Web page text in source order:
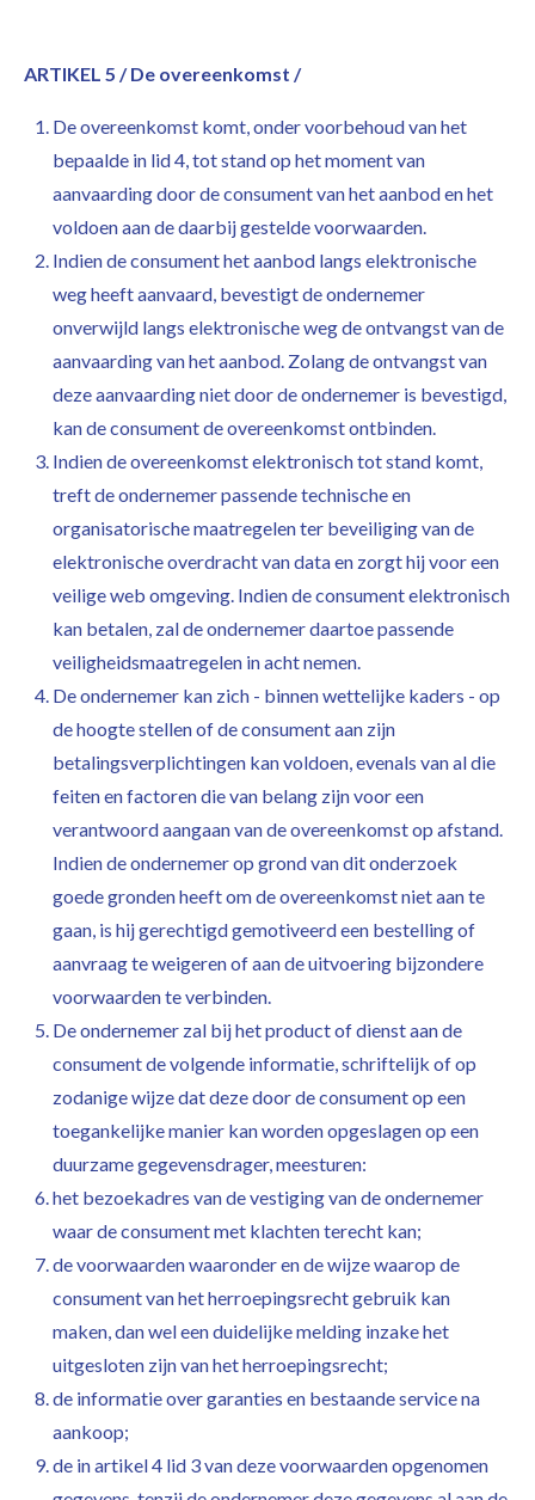
ARTIKEL 5 / De overeenkomst /
De overeenkomst komt, onder voorbehoud van het
bepaalde in lid 4, tot stand op het moment van
aanvaarding door de consument van het aanbod en het
voldoen aan de daarbij gestelde voorwaarden.
Indien de consument het aanbod langs elektronische
weg heeft aanvaard, bevestigt de ondernemer
onverwijld langs elektronische weg de ontvangst van de
aanvaarding van het aanbod. Zolang de ontvangst van
deze aanvaarding niet door de ondernemer is bevestigd,
kan de consument de overeenkomst ontbinden.
Indien de overeenkomst elektronisch tot stand komt,
treft de ondernemer passende technische en
organisatorische maatregelen ter beveiliging van de
elektronische overdracht van data en zorgt hij voor een
veilige web omgeving. Indien de consument elektronisch
kan betalen, zal de ondernemer daartoe passende
veiligheidsmaatregelen in acht nemen.
De ondernemer kan zich - binnen wettelijke kaders - op
de hoogte stellen of de consument aan zijn
betalingsverplichtingen kan voldoen, evenals van al die
feiten en factoren die van belang zijn voor een
verantwoord aangaan van de overeenkomst op afstand.
Indien de ondernemer op grond van dit onderzoek
goede gronden heeft om de overeenkomst niet aan te
gaan, is hij gerechtigd gemotiveerd een bestelling of
aanvraag te weigeren of aan de uitvoering bijzondere
voorwaarden te verbinden.
De ondernemer zal bij het product of dienst aan de
consument de volgende informatie, schriftelijk of op
zodanige wijze dat deze door de consument op een
toegankelijke manier kan worden opgeslagen op een
duurzame gegevensdrager, meesturen:
het bezoekadres van de vestiging van de ondernemer
waar de consument met klachten terecht kan;
de voorwaarden waaronder en de wijze waarop de
consument van het herroepingsrecht gebruik kan
maken, dan wel een duidelijke melding inzake het
uitgesloten zijn van het herroepingsrecht;
de informatie over garanties en bestaande service na
aankoop;
de in artikel 4 lid 3 van deze voorwaarden opgenomen